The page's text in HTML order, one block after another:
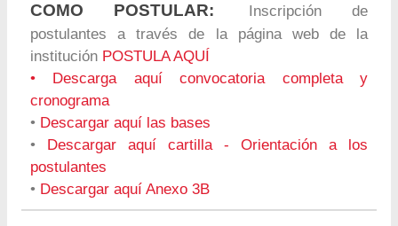
COMO POSTULAR:
Inscripción de
postulantes a través de la página web de la
institución POSTULA AQUÍ
•
Descarga aquí convocatoria completa y
cronograma
• Descargar aquí las bases
•
Descargar aquí cartilla - Orientación a los
postulantes
• Descargar aquí Anexo 3B